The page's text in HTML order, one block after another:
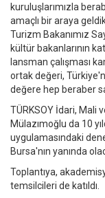
kuruluşlarımızla
amaçlı bir araya
Turizm Bakanımız
kültür bakanlarının
lansman çalışması
ortak değeri,
değere hep beraber
TÜRKSOY İdari, Mali
Mülazımoğlu da 10
uygulamasındaki
Bursa'nın yanında
Toplantıya,
temsilcileri de katıldı.